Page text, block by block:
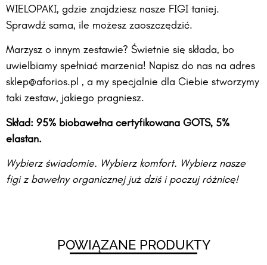
WIELOPAKI, gdzie znajdziesz nasze FIGI taniej.
Sprawdź sama, ile możesz zaoszczędzić.
Marzysz o innym zestawie? Świetnie się składa, bo
uwielbiamy spełniać marzenia! Napisz do nas na adres
sklep@aforios.pl , a my specjalnie dla Ciebie stworzymy
taki zestaw, jakiego pragniesz.
Skład: 95% biobawełna certyfikowana GOTS, 5%
elastan.
Wybierz świadomie. Wybierz komfort. Wybierz nasze
figi z bawełny organicznej już dziś i poczuj różnicę!
POWIĄZANE PRODUKTY